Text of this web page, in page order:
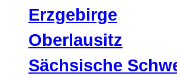
Erzgebirge
Oberlausitz
Sächsische